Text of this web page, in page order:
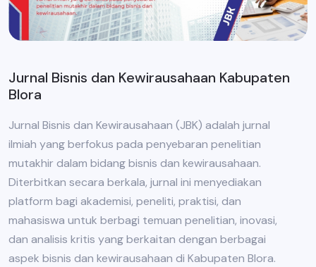
Jurnal Bisnis dan Kewirausahaan Kabupaten
Blora
Jurnal Bisnis dan Kewirausahaan (JBK) adalah jurnal
ilmiah yang berfokus pada penyebaran penelitian
mutakhir dalam bidang bisnis dan kewirausahaan.
Diterbitkan secara berkala, jurnal ini menyediakan
platform bagi akademisi, peneliti, praktisi, dan
mahasiswa untuk berbagi temuan penelitian, inovasi,
dan analisis kritis yang berkaitan dengan berbagai
aspek bisnis dan kewirausahaan di Kabupaten Blora.